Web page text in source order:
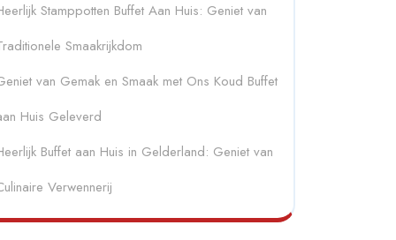
Stamppotten Buffet Aan Huis: Geniet van
Smaakrijkdom
van Gemak en Smaak met Ons Koud Buffet
Huis Geleverd
Buffet aan Huis in Gelderland: Geniet van
Verwennerij